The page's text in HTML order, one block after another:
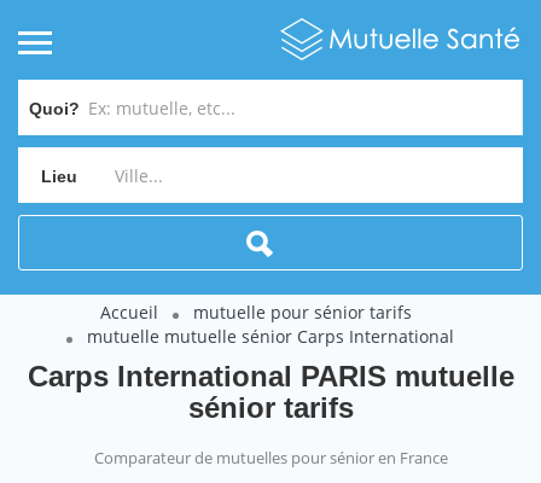
Quoi?
Lieu
Accueil
mutuelle pour sénior tarifs
mutuelle mutuelle sénior Carps International
Carps International PARIS mutuelle
sénior tarifs
Comparateur de mutuelles pour sénior en France